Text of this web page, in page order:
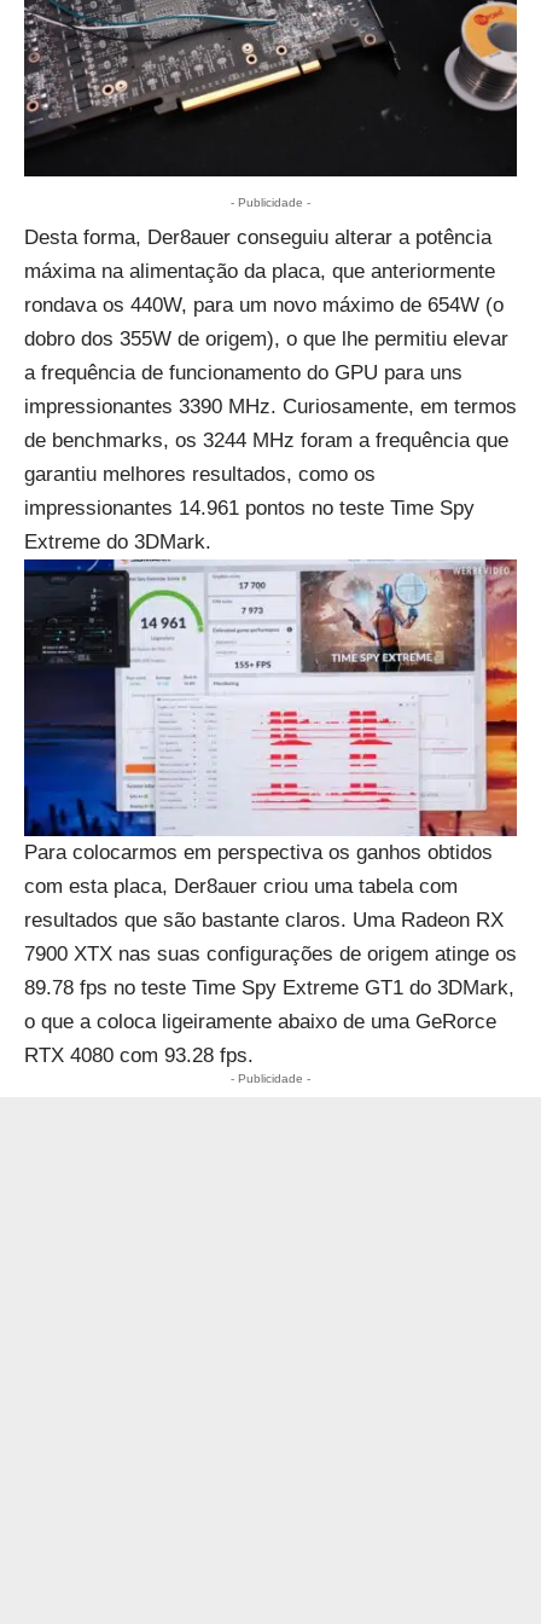
- Publicidade -
Desta forma, Der8auer conseguiu alterar a potência
máxima na alimentação da placa, que anteriormente
rondava os 440W, para um novo máximo de 654W (o
dobro dos 355W de origem), o que lhe permitiu elevar
a frequência de funcionamento do GPU para uns
impressionantes 3390 MHz. Curiosamente, em termos
de benchmarks, os 3244 MHz foram a frequência que
garantiu melhores resultados, como os
impressionantes 14.961 pontos no teste Time Spy
Extreme do 3DMark.
Para colocarmos em perspectiva os ganhos obtidos
com esta placa, Der8auer criou uma tabela com
resultados que são bastante claros. Uma Radeon RX
7900 XTX nas suas configurações de origem atinge os
89.78 fps no teste Time Spy Extreme GT1 do 3DMark,
o que a coloca ligeiramente abaixo de uma GeRorce
RTX 4080 com 93.28 fps.
- Publicidade -